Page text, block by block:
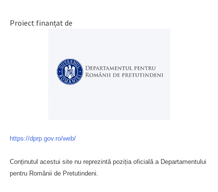
Proiect finanțat de
https://dprp.gov.ro/web/
Conținutul acestui site nu reprezintă poziția oficială a Departamentului
pentru Românii de Pretutindeni.